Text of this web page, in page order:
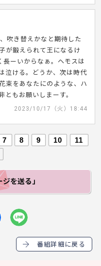
吹き替えかなと期待した
が鍛えられて王になるけ
長ーいからなぁ。ヘモスは
泣ける。どうか、次は時代
束をあなたにのような、ハ
ともお願いしまーす。
2023/10/17（火）18:44
7 8 9 10
11
ジを送る」
番組詳細に戻る